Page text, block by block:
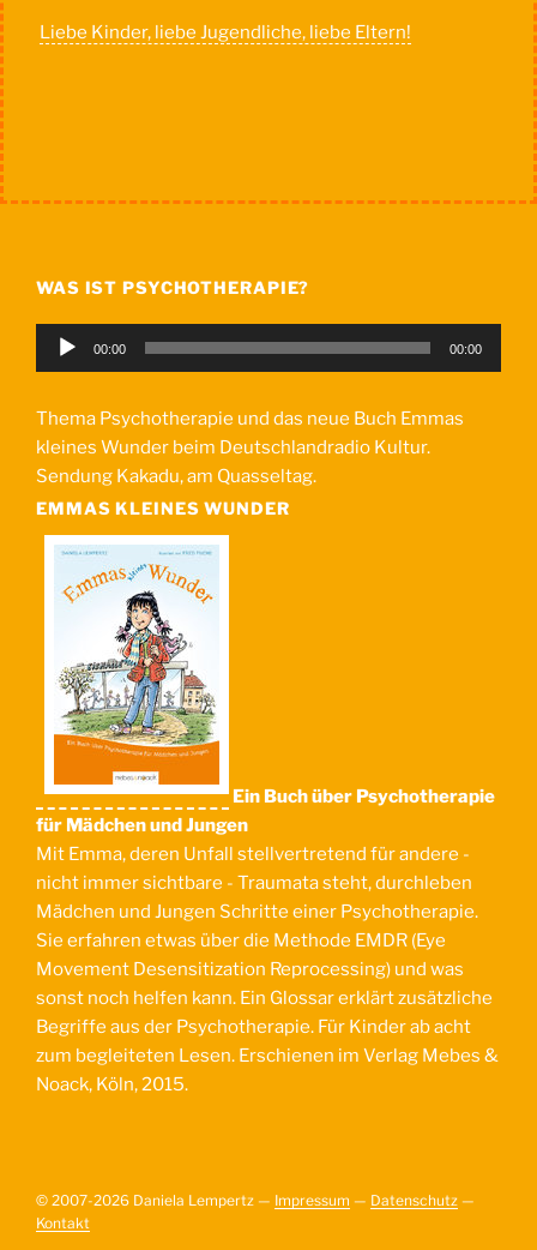
Liebe Kinder, liebe Jugendliche, liebe Eltern!
WAS IST PSYCHOTHERAPIE?
Audio-
00:00 00:00
Thema Psychotherapie und das neue Buch Emmas
kleines Wunder beim Deutschlandradio Kultur.
Sendung Kakadu, am Quasseltag.
EMMAS KLEINES WUNDER
Ein Buch über Psychotherapie
für Mädchen und Jungen
Mit Emma, deren Unfall stellvertretend für andere -
nicht immer sichtbare - Traumata steht, durchleben
Mädchen und Jungen Schritte einer Psychotherapie.
Sie erfahren etwas über die Methode EMDR (Eye
Movement Desensitization Reprocessing) und was
sonst noch helfen kann. Ein Glossar erklärt zusätzliche
Begriffe aus der Psychotherapie. Für Kinder ab acht
zum begleiteten Lesen. Erschienen im Verlag Mebes &
Noack, Köln, 2015.
© 2007-2026 Daniela Lempertz — Impressum — Datenschutz —
Kontakt